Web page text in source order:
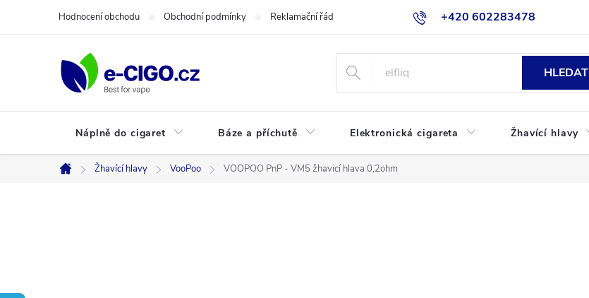
+420 602283478
Hodnocení obchodu Obchodní podmínky Reklamační řád Jak nakupovat
HLEDAT
Náplně do cigaret Báze a příchutě Elektronická cigareta Žhavící hlavy
Domů
Žhavící hlavy VooPoo VOOPOO PnP - VM5 žhavicí hlava 0,2ohm